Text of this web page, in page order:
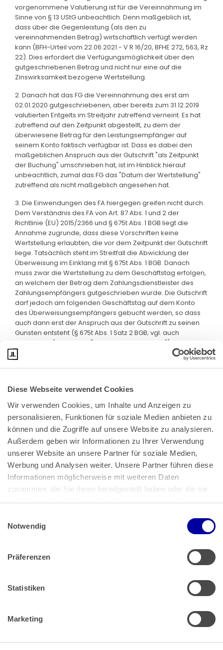
Diese Webseite verwendet Cookies
Wir verwenden Cookies, um Inhalte und Anzeigen zu
personalisieren, Funktionen für soziale Medien anbieten zu
können und die Zugriffe auf unsere Website zu analysieren.
Außerdem geben wir Informationen zu Ihrer Verwendung
unserer Website an unsere Partner für soziale Medien,
Werbung und Analysen weiter. Unsere Partner führen diese
Informationen möglicherweise mit weiteren Daten
zusammen, die Sie ihnen bereitgestellt haben oder die sie
im Rahmen Ihrer Nutzung der Dienste gesammelt haben.
Impressum
Notwendig
Präferenzen
Statistiken
Marketing
vorgenommene Valutierung ist für die Vereinnahmung im
Sinne von § 13 UStG unbeachtlich. Denn maßgeblich ist,
dass über die Gegenleistung (als den zu
vereinnahmenden Betrag) wirtschaftlich verfügt werden
kann (BFH-Urteil vom 22.06.2021 - V R 16/20, BFHE 272, 563, Rz
22). Dies erfordert die Verfügungsmöglichkeit über den
gutgeschriebenen Betrag und nicht nur eine auf die
Zinswirksamkeit bezogene Wertstellung.
2. Danach hat das FG die Vereinnahmung des erst am
02.01.2020 gutgeschriebenen, aber bereits zum 31.12.2019
valutierten Entgelts im Streitjahr zutreffend verneint. Es hat
zutreffend auf den Zeitpunkt abgestellt, zu dem der
überwiesene Betrag für den Leistungsempfänger auf
seinem Konto faktisch verfügbar ist. Dass es dabei den
maßgeblichen Anspruch aus der Gutschrift "als Zeitpunkt
der Buchung" umschrieben hat, ist im Hinblick hierauf
unbeachtlich, zumal das FG das "Datum der Wertstellung"
zutreffend als nicht maßgeblich angesehen hat.
3. Die Einwendungen des FA hiergegen greifen nicht durch.
Dem Verständnis des FA von Art. 87 Abs. 1 und 2 der
Richtlinie (EU) 2015/2366 und § 675t Abs. 1 BGB liegt die
Annahme zugrunde, dass diese Vorschriften keine
Wertstellung erlaubten, die vor dem Zeitpunkt der Gutschrift
liege. Tatsächlich steht im Streitfall die Abwicklung der
Überweisung im Einklang mit § 675t Abs. 1 BGB. Danach
muss zwar die Wertstellung zu dem Geschäftstag erfolgen,
an welchem der Betrag dem Zahlungsdienstleister des
Zahlungsempfängers gutgeschrieben wurde. Die Gutschrift
darf jedoch am folgenden Geschäftstag auf dem Konto
des Überweisungsempfängers gebucht werden, so dass
auch dann erst der Anspruch aus der Gutschrift zu seinen
Gunsten entsteht (§ 675t Abs. 1 Satz 2 BGB; vgl. auch
BTDrucks 16/11643, S. 112 "valutarische Gutschrift").
Bundeskanzlerplatz 2
53113 Bonn
Pressemitteilungen|AGB
Impressum|Datenschutz
Muster Widerrufsformular (PDF)
Barrierefreiheit